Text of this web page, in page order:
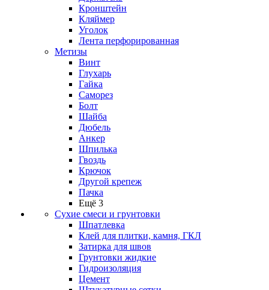
Кронштейн
Кляймер
Уголок
Лента перфорированная
Метизы
Винт
Глухарь
Гайка
Саморез
Болт
Шайба
Дюбель
Анкер
Шпилька
Гвоздь
Крючок
Другой крепеж
Пачка
Ещё 3
Сухие смеси и грунтовки
Шпатлевка
Клей для плитки, камня, ГКЛ
Затирка для швов
Грунтовки жидкие
Гидроизоляция
Цемент